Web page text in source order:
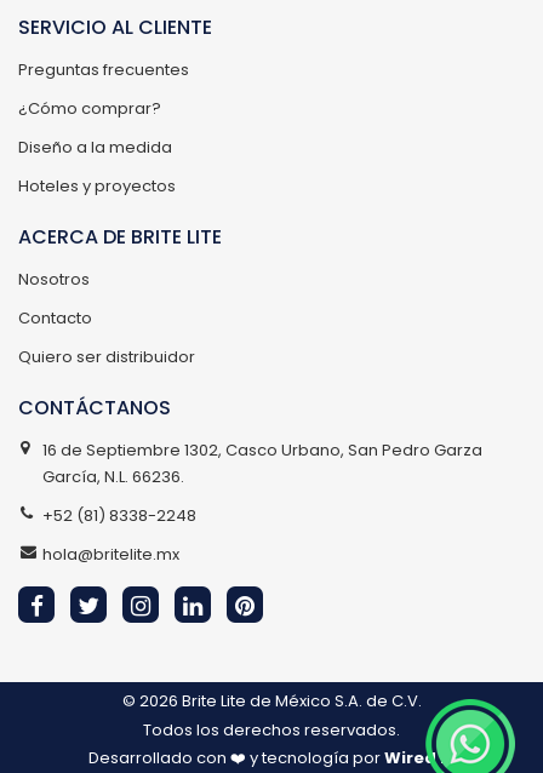
SERVICIO AL CLIENTE
Preguntas frecuentes
¿Cómo comprar?
Diseño a la medida
Hoteles y proyectos
ACERCA DE BRITE LITE
Nosotros
Contacto
Quiero ser distribuidor
CONTÁCTANOS
16 de Septiembre 1302, Casco Urbano, San Pedro Garza
García, N.L. 66236.
+52 (81) 8338-2248
hola@britelite.mx
© 2026 Brite Lite de México S.A. de C.V.
Todos los derechos reservados.
Desarrollado con ❤️ y tecnología porWired IT